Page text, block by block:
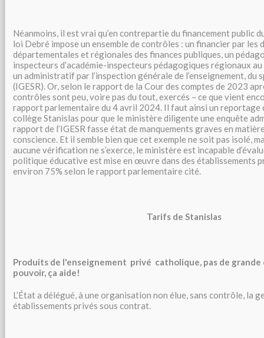
Néanmoins, il est vrai qu’en contrepartie du financement public
loi Debré impose un ensemble de contrôles : un financier par les
départementales et régionales des finances publiques, un
inspecteurs d’académie-inspecteurs pédagogiques régionaux
un administratif par l’inspection générale de l’enseignement, du
(IGESR). Or, selon le rapport de la Cour des comptes de 2023
contrôles sont peu, voire pas du tout, exercés – ce que vient
rapport parlementaire du 4 avril 2024. Il faut ainsi un reportage
collège Stanislas pour que le ministère diligente une enquête
rapport de l’IGESR fasse état de manquements graves en
conscience. Et il semble bien que cet exemple ne soit pas isolé,
aucune vérification ne s’exerce, le ministère est incapable
politique éducative est mise en œuvre dans des établissements
environ 75% selon le rapport parlementaire cité.
Tarifs de Stanislas
Produits de l'enseignement privé catholique, pas de grande
pouvoir, ça aide!
L’État a délégué, à une organisation non élue, sans contrôle, la
établissements privés sous contrat.